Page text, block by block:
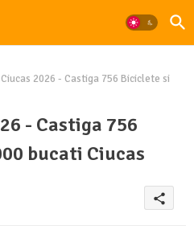
Ciucas 2026 - Castiga 756 Biciclete si
- Castiga 756
bucati Ciucas
share